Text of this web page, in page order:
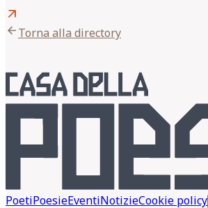
arrow_outward
arrow_backTorna alla directory
PoetiPoesieEventiNotizieCookie policy